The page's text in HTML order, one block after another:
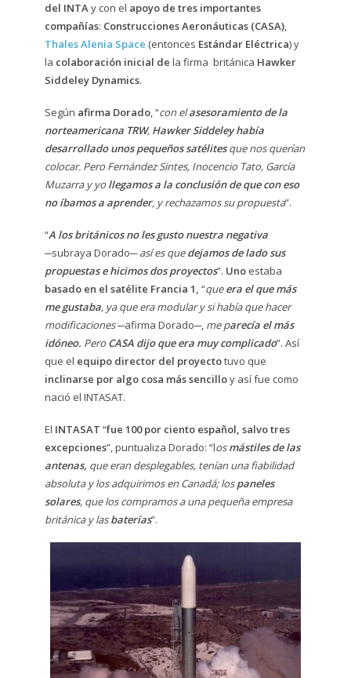
del INTAy con el apoyo de tres importantes
compañías: Construcciones Aeronáuticas (CASA),
Thales Alenia Space (entonces Estándar Eléctrica) y
la colaboración inicial de la firma británica Hawker
Siddeley Dynamics.
Según afirma Dorado, “con elasesoramiento de la
norteamericana TRW, Hawker Siddeley había
desarrollado unos pequeños satélitesque nos querían
colocar. Pero Fernández Sintes, Inocencio Tato, García
Muzarra y yo llegamos a la conclusión de que con eso
no íbamos a aprender, y rechazamos su propuesta”.
“A los británicos no les gusto nuestra negativa
─subraya Dorado─así es quedejamos de lado sus
propuestas e hicimos dos proyectos”. Unoestaba
basado en el satélite Francia 1, “queera el que más
me gustaba, ya que era modular y si había que hacer
modificaciones─afirma Dorado─,me parecía el más
idóneo. Pero CASA dijo que era muy complicado”. Así
que el equipo director del proyectotuvo que
inclinarse por algo cosa más sencilloy así fue como
nació el INTASAT.
El INTASAT “fue 100 por ciento español, salvo tres
excepciones”, puntualiza Dorado: “losmástiles de las
antenas, que eran desplegables, tenían una fiabilidad
absoluta y los adquirimos en Canadá; lospaneles
solares, que los compramos a una pequeña empresa
británica y lasbaterías”.